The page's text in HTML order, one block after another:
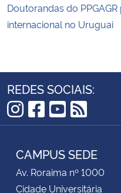
Doutorandas do
internacional no Uruguai
REDES SOCIAIS:
Instagram
Facebook
RSS
CAMPUS SEDE
Av. Roraima nº 1000
Cidade Universitária